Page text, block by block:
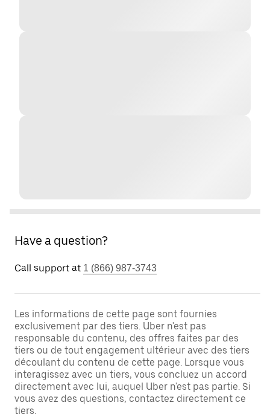
Have a question?
Call support at 1 (866) 987-3743
Les informations de cette page sont fournies
exclusivement par des tiers. Uber n'est pas
responsable du contenu, des offres faites par des
tiers ou de tout engagement ultérieur avec des tiers
découlant du contenu de cette page. Lorsque vous
interagissez avec un tiers, vous concluez un accord
directement avec lui, auquel Uber n'est pas partie. Si
vous avez des questions, contactez directement ce
tiers.